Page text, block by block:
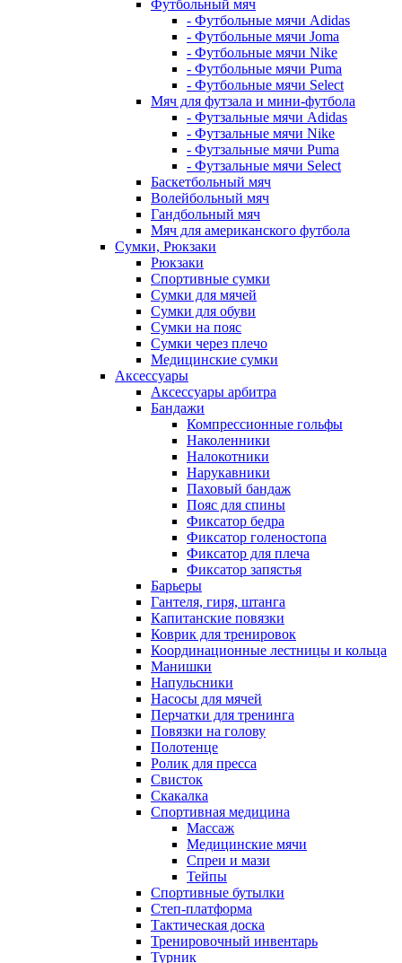
Футбольный мяч
- Футбольные мячи Adidas
- Футбольные мячи Joma
- Футбольные мячи Nike
- Футбольные мячи Puma
- Футбольные мячи Select
Мяч для футзала и мини-футбола
- Футзальные мячи Adidas
- Футзальные мячи Nike
- Футзальные мячи Puma
- Футзальные мячи Select
Баскетбольный мяч
Волейбольный мяч
Гандбольный мяч
Мяч для американского футбола
Сумки, Рюкзаки
Рюкзаки
Спортивные сумки
Сумки для мячей
Сумки для обуви
Сумки на пояс
Сумки через плечо
Медицинские сумки
Аксессуары
Аксессуары арбитра
Бандажи
Компрессионные гольфы
Наколенники
Налокотники
Нарукавники
Паховый бандаж
Пояс для спины
Фиксатор бедра
Фиксатор голеностопа
Фиксатор для плеча
Фиксатор запястья
Барьеры
Гантеля, гиря, штанга
Капитанские повязки
Коврик для тренировок
Координационные лестницы и кольца
Манишки
Напульсники
Насосы для мячей
Перчатки для тренинга
Повязки на голову
Полотенце
Ролик для пресса
Свисток
Скакалка
Спортивная медицина
Массаж
Медицинские мячи
Спреи и мази
Тейпы
Спортивные бутылки
Степ-платформа
Тактическая доска
Тренировочный инвентарь
Турник